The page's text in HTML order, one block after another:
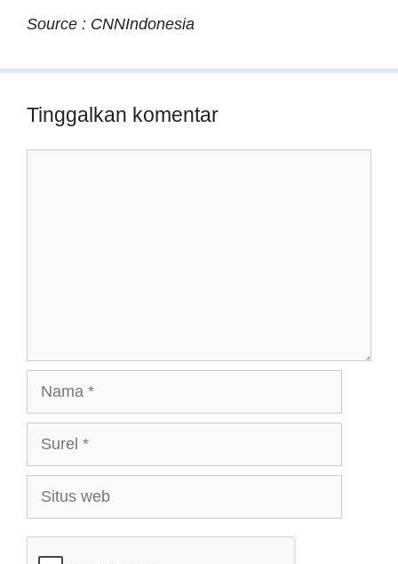
Source : CNNIndonesia
Tinggalkan komentar
Nama
Surel
Situs